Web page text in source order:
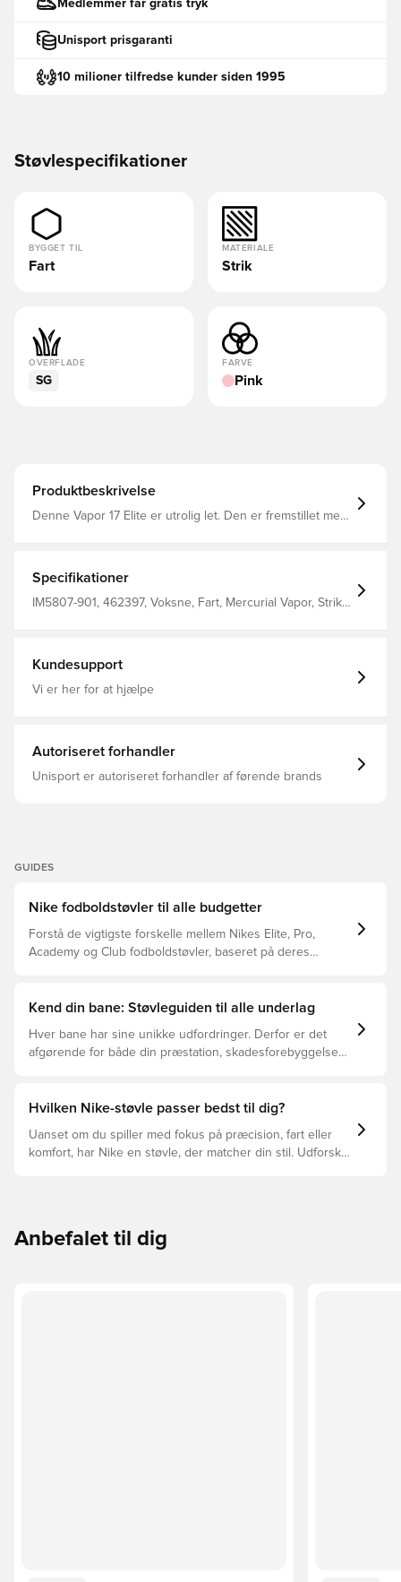
Medlemmer får gratis tryk
Unisport prisgaranti
10 milioner tilfredse kunder siden 1995
Støvlespecifikationer
BYGGET TIL
Fart
MATERIALE
Strik
OVERFLADE
SG
FARVE
Pink
Produktbeskrivelse
Denne Vapor 17 Elite er utrolig let. Den er fremstillet med
klar til at vinde under trange forhold, mens dens
grebssikre trækmønster giver kraft til hver skarp drejning
og cut.
Specifikationer
IM5807-901, 462397, Voksne, Fart, Mercurial Vapor, Strik,
Kundesupport
Vi er her for at hjælpe
Autoriseret forhandler
Unisport er autoriseret forhandler af førende brands
GUIDES
Nike fodboldstøvler til alle budgetter
Forstå de vigtigste forskelle mellem Nikes Elite, Pro,
Academy og Club fodboldstøvler, baseret på deres
Kend din bane: Støvleguiden til alle underlag
Hver bane har sine unikke udfordringer. Derfor er det
afgørende for både din præstation, skadesforebyggelse
støvler der er det bedste valg til de forskellige typer
Hvilken Nike-støvle passer bedst til dig?
Uanset om du spiller med fokus på præcision, fart eller
komfort, har Nike en støvle, der matcher din stil. Udforsk
Anbefalet til dig